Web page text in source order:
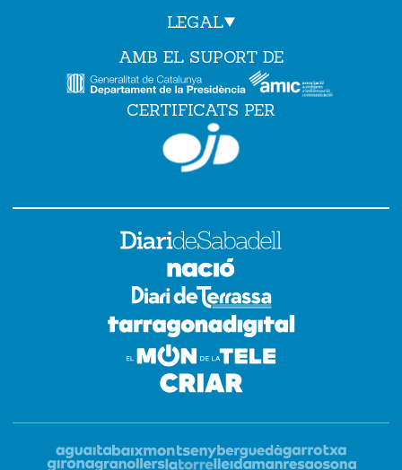
LEGAL
AMB EL SUPORT DE
CERTIFICATS PER